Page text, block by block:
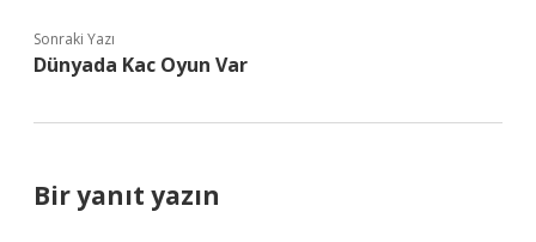
Sonraki Yazı
Dünyada Kac Oyun Var
Bir yanıt yazın